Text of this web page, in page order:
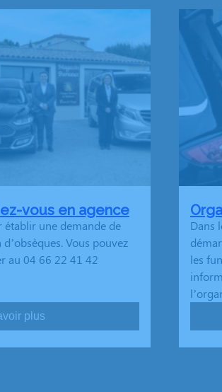
vous en agence
établir une demande de
Vous pouvez
au 04 66 22 41 42
plus
Dans
les